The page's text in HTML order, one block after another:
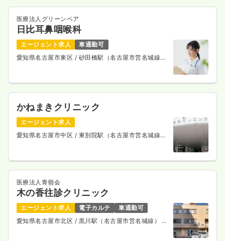
医療法人グリーンベア
日比耳鼻咽喉科
エージェント求人
車通勤可
愛知県名古屋市東区 / 砂田橋駅（名古屋市営名城線）
かねまきクリニック
エージェント求人
愛知県名古屋市中区 / 東別院駅（名古屋市営名城線）
医療法人青嶺会
木の香往診クリニック
エージェント求人 電子カルテ
車通勤可
愛知県名古屋市北区 / 黒川駅（名古屋市営名城線） 徒